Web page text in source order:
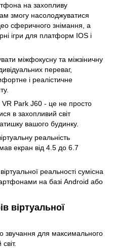
на захопливу
змогу насолоджуватися
сферичного знімання, а
ігри для платформ IOS і
міжфокусну та міжзіничну
переваг,
і реалістичне
VR Park J60 - це не просто
в захопливий світ
вашого будинку.
реальність
екран від 4.5 до 6.7
реальності сумісна
на базі Android або
віртуальної
звучання для максимального